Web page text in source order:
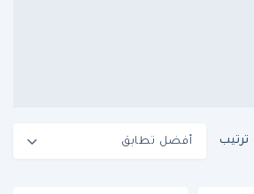
ترتيب أفضل تطابق